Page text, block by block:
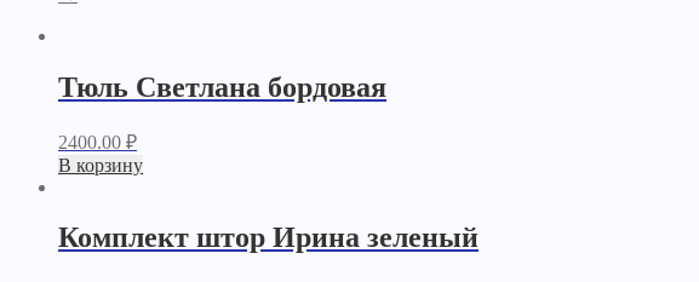
Тюль Светлана бордовая
2400.00 ₽
В корзину
Комплект штор Ирина зеленый